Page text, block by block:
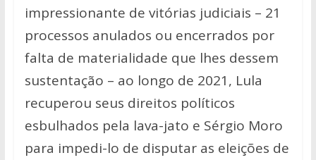
impressionante de vitórias judiciais – 21
processos anulados ou encerrados por
falta de materialidade que lhes dessem
sustentação – ao longo de 2021, Lula
recuperou seus direitos políticos
esbulhados pela lava-jato e Sérgio Moro
para impedi-lo de disputar as eleições de